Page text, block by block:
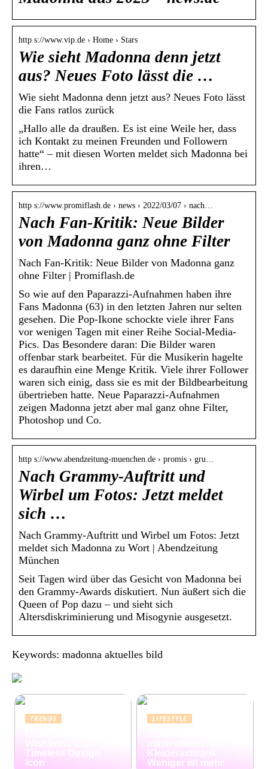
http s://www.vip.de › Home › Stars
Wie sieht Madonna denn jetzt
aus? Neues Foto lässt die …
Wie sieht Madonna denn jetzt aus? Neues Foto lässt
die Fans ratlos zurück
„Hallo alle da draußen. Es ist eine Weile her, dass
ich Kontakt zu meinen Freunden und Followern
hatte“ – mit diesen Worten meldet sich Madonna bei
ihren…
http s://www.promiflash.de › news › 2022/03/07 › nach…
Nach Fan-Kritik: Neue Bilder
von Madonna ganz ohne Filter
Nach Fan-Kritik: Neue Bilder von Madonna ganz
ohne Filter | Promiflash.de
So wie auf den Paparazzi-Aufnahmen haben ihre
Fans Madonna (63) in den letzten Jahren nur selten
gesehen. Die Pop-Ikone schockte viele ihrer Fans
vor wenigen Tagen mit einer Reihe Social-Media-
Pics. Das Besondere daran: Die Bilder waren
offenbar stark bearbeitet. Für die Musikerin hagelte
es daraufhin eine Menge Kritik. Viele ihrer Follower
waren sich einig, dass sie es mit der Bildbearbeitung
übertrieben hatte. Neue Paparazzi-Aufnahmen
zeigen Madonna jetzt aber mal ganz ohne Filter,
Photoshop und Co.
http s://www.abendzeitung-muenchen.de › promis › gru…
Nach Grammy-Auftritt und
Wirbel um Fotos: Jetzt meldet
sich …
Nach Grammy-Auftritt und Wirbel um Fotos: Jetzt
meldet sich Madonna zu Wort | Abendzeitung
München
Seit Tagen wird über das Gesicht von Madonna bei
den Grammy-Awards diskutiert. Nun äußert sich die
Queen of Pop dazu – und sieht sich
Altersdiskriminierung und Misogynie ausgesetzt.
Keywords: madonna aktuelles bild
TRENDS
Timeless Design
Icon
LIFESTYLE
Kleiderschrank:
Weniger ist mehr